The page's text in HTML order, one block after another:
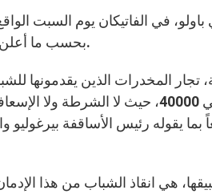
r
بحسب ما أعلن الكرسي الرسولي.
له من العمر 51 سنة، وهو معروف بمحاربته، خلال 14 سنة، تجار المخدرات
21-24″، في بيدونفيل في بوينس آيرس التي عدد سكانها حوالي
بما يقوله رئيس الأساقفة
هي انقاذ الشباب من هذا